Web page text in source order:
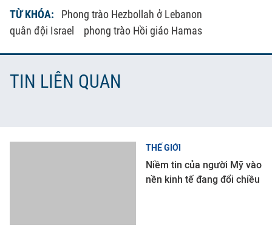
TỪ KHÓA:
Phong trào Hezbollah ở Lebanon
quân đội Israel
phong trào Hồi giáo Hamas
TIN LIÊN QUAN
THẾ GIỚI
Niềm tin của người Mỹ vào
nền kinh tế đang đổi chiều